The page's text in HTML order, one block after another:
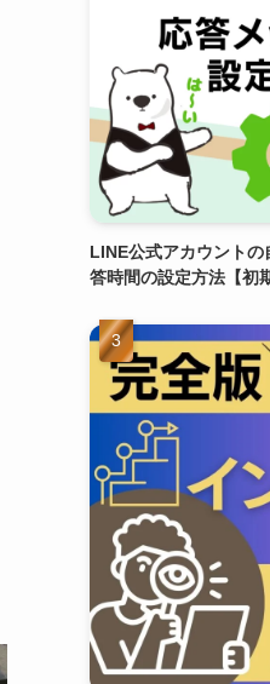
LINE公式アカウント
答時間の設定方法【初